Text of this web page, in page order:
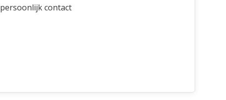
contact